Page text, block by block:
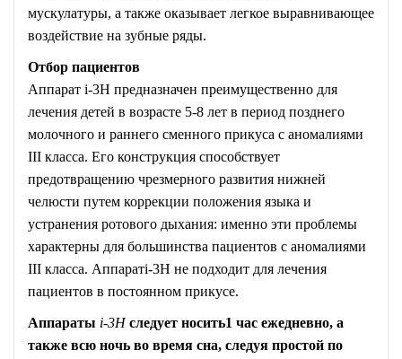
мускулатуры, а также оказывает легкое выравнивающее
воздействие на зубные ряды.
Отбор пациентов
Аппарат i-3H предназначен преимущественно для
лечения детей в возрасте 5-8 лет в период позднего
молочного и раннего сменного прикуса с аномалиями
III класса. Его конструкция способствует
предотвращению чрезмерного развития нижней
челюсти путем коррекции положения языка и
устранения ротового дыхания: именно эти проблемы
характерны для большинства пациентов с аномалиями
III класса. Аппаратi-3H не подходит для лечения
пациентов в постоянном прикусе.
Аппараты i-3Hследует носить1 час ежедневно, а
также всю ночь во время сна, следуя простой по